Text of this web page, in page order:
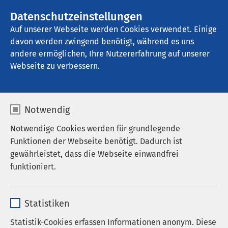
Datenschutzeinstellungen
Auf unserer Webseite werden Cookies verwendet. Einige
davon werden zwingend benötigt, während es uns
andere ermöglichen, Ihre Nutzererfahrung auf unserer
Webseite zu verbessern.
Notwendig
Notwendige Cookies werden für grundlegende
Funktionen der Webseite benötigt. Dadurch ist
gewährleistet, dass die Webseite einwandfrei
funktioniert.
Anbieter sgalinski
Statistiken
Statistik-Cookies erfassen Informationen anonym. Diese
AMEOS Klinikum Seepark Geestland